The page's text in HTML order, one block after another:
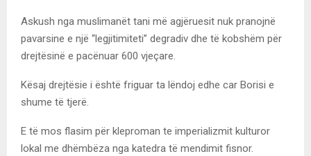
Askush nga muslimanët tani më agjëruesit nuk pranojnë
pavarsine e një “legjitimiteti” degradiv dhe të kobshëm për
drejtësinë e pacënuar 600 vjeçare.
Kësaj drejtësie i është friguar ta lëndoj edhe car Borisi e
shume të tjerë.
E të mos flasim për kleproman te imperializmit kulturor
lokal me dhëmbëza nga katedra të mendimit fisnor.